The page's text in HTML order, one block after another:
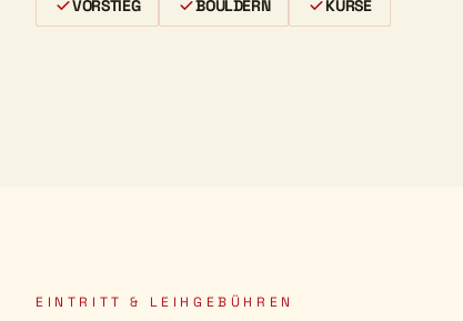
VORSTIEG BOULDERN KURSE
EINTRITT & LEIHGEBÜHREN